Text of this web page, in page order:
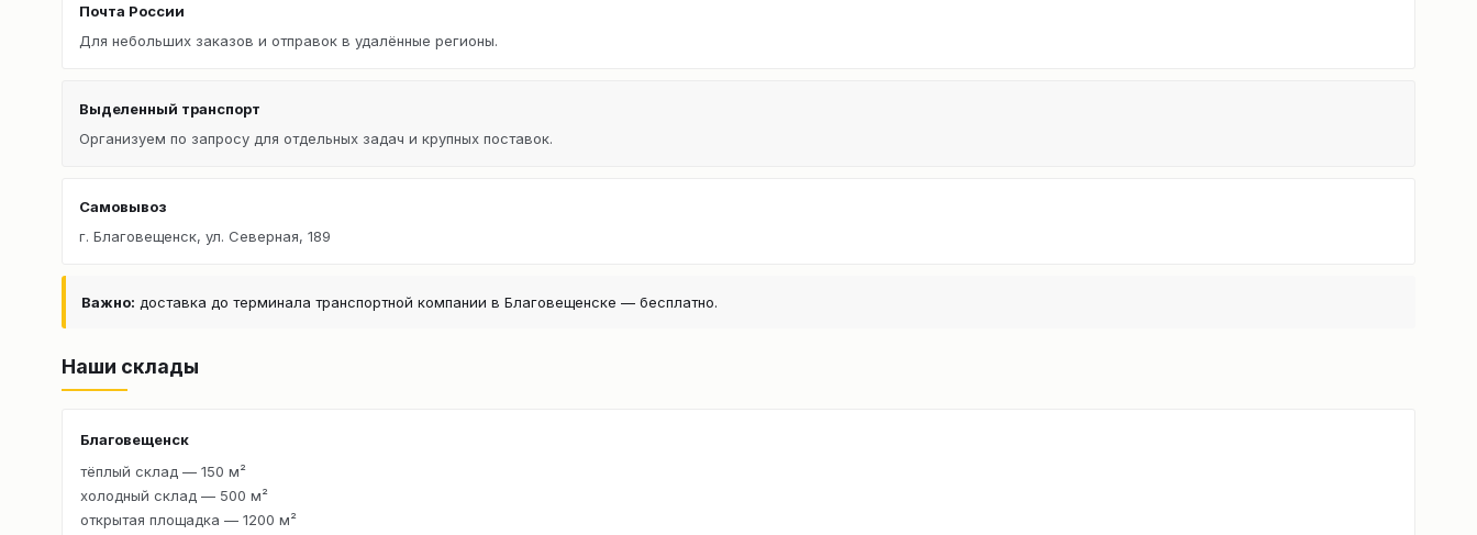
Почта России
Для небольших заказов и отправок в удалённые регионы.
Выделенный транспорт
Организуем по запросу для отдельных задач и крупных поставок.
Самовывоз
г. Благовещенск, ул. Северная, 189
Важно: доставка до терминала транспортной компании в Благовещенске — бесплатно.
Наши склады
Благовещенск
тёплый склад — 150 м²
холодный склад — 500 м²
открытая площадка — 1200 м²